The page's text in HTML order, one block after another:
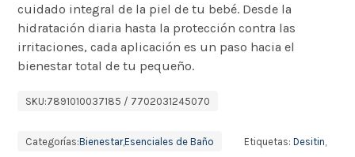
cuidado integral de la piel de tu bebé. Desde la
hidratación diaria hasta la protección contra las
irritaciones, cada aplicación es un paso hacia el
bienestar total de tu pequeño.
SKU:7891010037185 / 7702031245070
Categorías:Bienestar,Esenciales de Baño Etiquetas: Desitin